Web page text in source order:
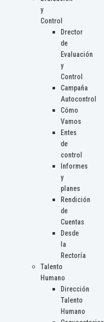
y
Control
Drector
de
Evaluación
y
Control
Campaña
Autocontrol
Cómo
Vamos
Entes
de
control
Informes
y
planes
Rendición
de
Cuentas
Desde
la
Rectoría
Talento
Humano
Dirección
Talento
Humano